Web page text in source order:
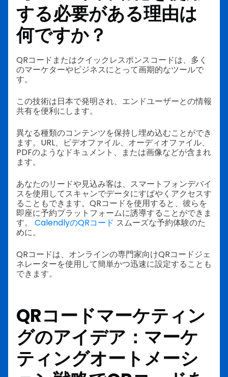
する必要がある理由は
何ですか？
QRコードまたはクイックレスポンスコードは、多く
のマーケターやビジネスにとって画期的なツールで
す。
この技術は日本で発明され、エンドユーザーとの情報
共有を便利にします。
異なる種類のコンテンツを保持し埋め込むことができ
ます。URL、ビデオファイル、オーディオファイル、
PDFのようなドキュメント、または画像などが含まれ
ます。
あなたのリードや見込み客は、スマートフォンデバイ
スを使用してスキャンでデータにすばやくアクセスす
ることもできます。QRコードを使用すると、彼らを
即座に予約プラットフォームに誘導することができま
す。 CalendlyのQRコード スムーズな予約体験のた
めに。
QRコードは、オンラインの専門家向けQRコードジェ
ネレーターを使用して簡単かつ迅速に設定することも
できます。
QRコードマーケティン
グのアイデア：マーケ
ティングオートメーシ